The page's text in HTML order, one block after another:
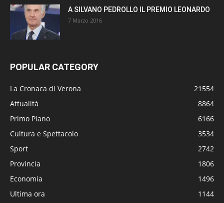
A SILVANO PEDROLLO IL PREMIO LEONARDO
7 Marzo 2016
POPULAR CATEGORY
La Cronaca di Verona
21554
Attualità
8864
Primo Piano
6166
Cultura e Spettacolo
3534
Sport
2742
Provincia
1806
Economia
1496
Ultima ora
1144